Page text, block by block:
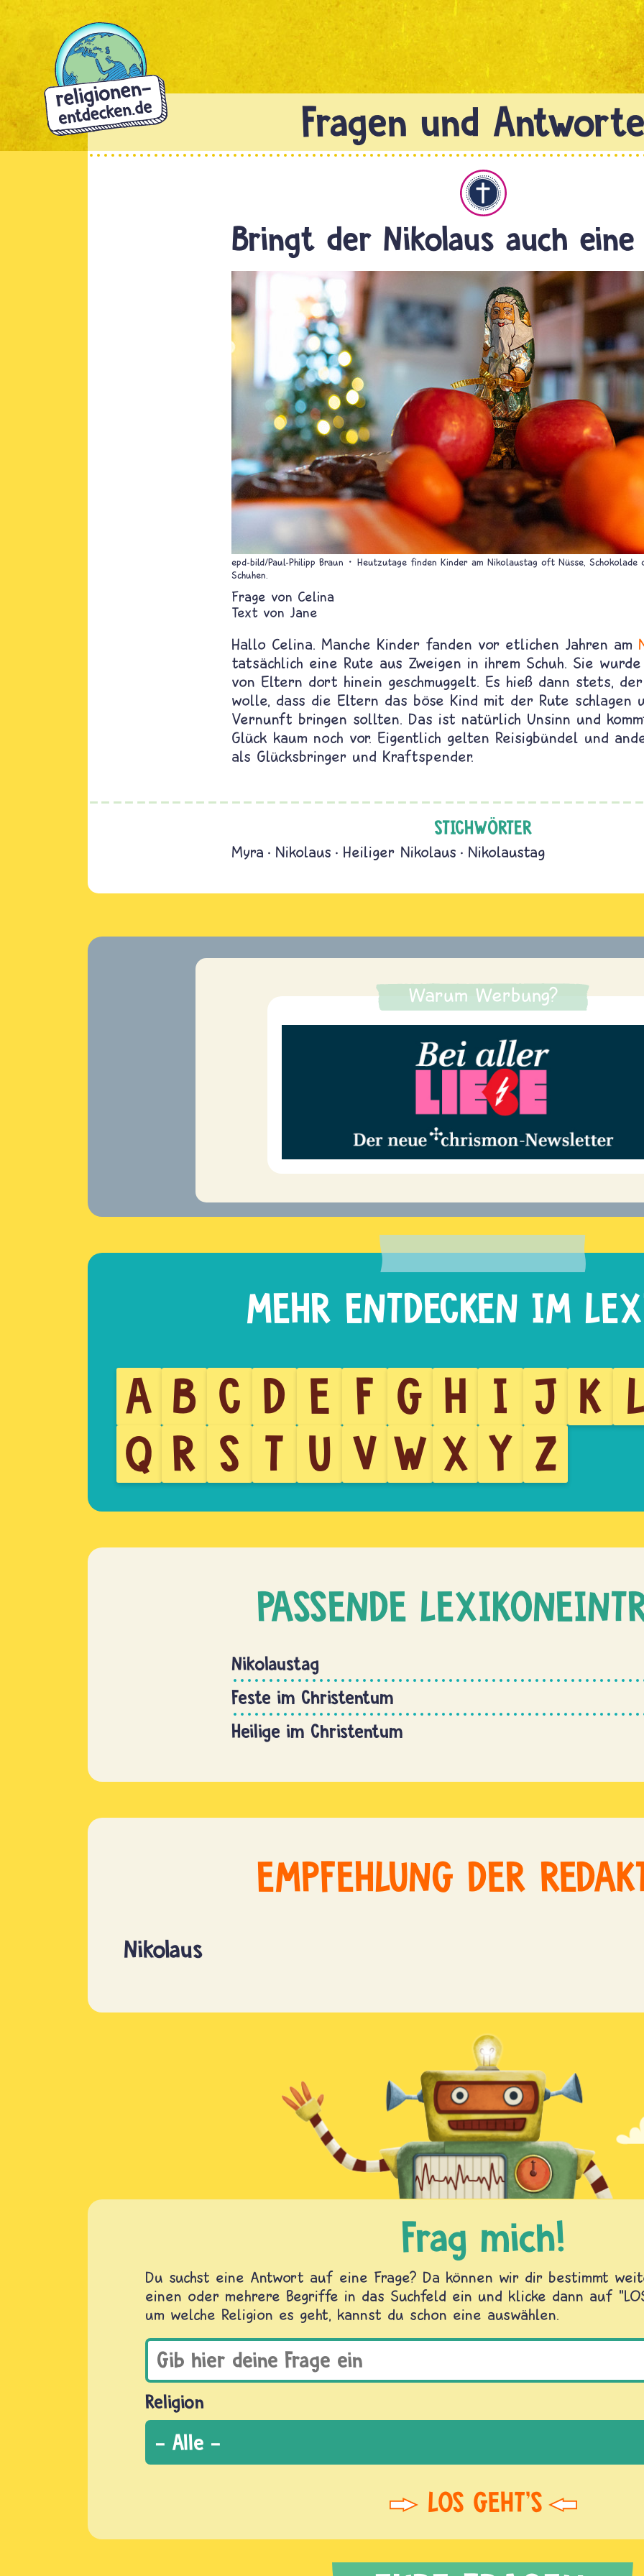
Direkt
Bringt der Nikolaus auch eine
epd-bild/Paul-Philipp Braun
Heutzutage finden Kinder am Nikolaustag oft Nüsse, Schokolade
Schuhen.
Celina
Text von Jane
Hallo Celina. Manche Kinder fanden vor etlichen Jahren am
tatsächlich eine Rute aus Zweigen in ihrem Schuh. Sie
von Eltern dort hinein geschmuggelt. Es hieß dann stets,
wolle, dass die Eltern das böse Kind mit der Rute schlagen
Vernunft bringen sollten. Das ist natürlich Unsinn und
Glück kaum noch vor. Eigentlich gelten Reisigbündel und
als Glücksbringer und Kraftspender.
STICHWÖRTER
Myra Nikolaus Heiliger Nikolaus Nikolaustag
Warum Werbung?
A B C D E F G H I J K
Q R S T U V W X Y Z
PASSENDE
Nikolaustag
Feste im Christentum
Heilige im Christentum
EMPFEHLUNG DER
Nikolaus
Frag mich!
Du suchst eine Antwort auf eine Frage? Da können wir dir bestimmt
einen oder mehrere Begriffe in das Suchfeld ein und klicke dann auf
um welche Religion es geht, kannst du schon eine auswählen.
Religion